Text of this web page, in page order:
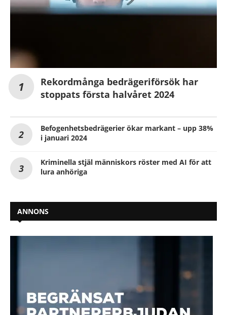
Rekordmånga bedrägeriförsök har
stoppats första halvåret 2024
Befogenhetsbedrägerier ökar markant – upp 38%
i januari 2024
Kriminella stjäl människors röster med AI för att
lura anhöriga
ANNONS